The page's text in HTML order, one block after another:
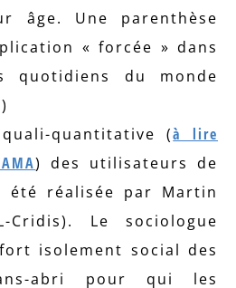
âge. Une parenthèse
« forcée » dans
quotidiens du monde
quantitative (à lire
) des utilisateurs de
été réalisée par Martin
Cridis). Le sociologue
isolement social des
abri pour qui les